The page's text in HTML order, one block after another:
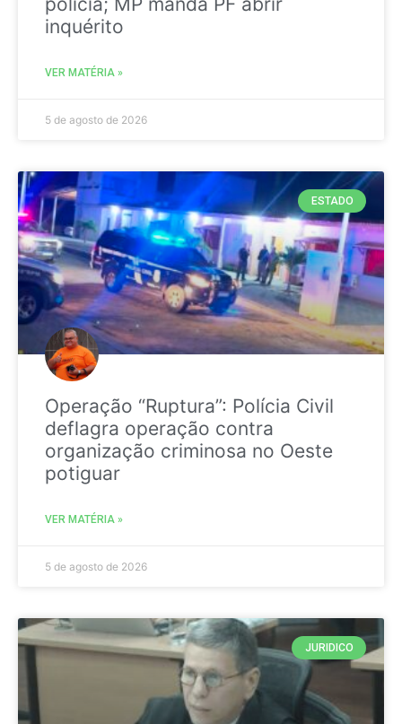
inquérito
VER MATÉRIA »
5 de agosto de 2026
ESTADO
Operação “Ruptura”: Polícia Civil
deflagra operação contra
organização criminosa no Oeste
potiguar
VER MATÉRIA »
5 de agosto de 2026
JURIDICO